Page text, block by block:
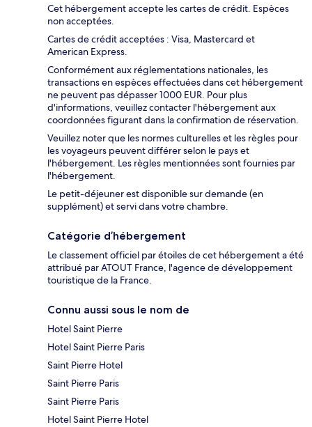
Cet hébergement accepte les cartes de crédit. Espèces
non acceptées.
Cartes de crédit acceptées : Visa, Mastercard et
American Express.
Conformément aux réglementations nationales, les
transactions en espèces effectuées dans cet hébergement
ne peuvent pas dépasser 1000 EUR. Pour plus
d'informations, veuillez contacter l'hébergement aux
coordonnées figurant dans la confirmation de réservation.
Veuillez noter que les normes culturelles et les règles pour
les voyageurs peuvent différer selon le pays et
l'hébergement. Les règles mentionnées sont fournies par
l'hébergement.
Le petit-déjeuner est disponible sur demande (en
supplément) et servi dans votre chambre.
Catégorie d’hébergement
Le classement officiel par étoiles de cet hébergement a été
attribué par ATOUT France, l'agence de développement
touristique de la France.
Connu aussi sous le nom de
Hotel Saint Pierre
Hotel Saint Pierre Paris
Saint Pierre Hotel
Saint Pierre Paris
Saint Pierre Paris
Hotel Saint Pierre Hotel